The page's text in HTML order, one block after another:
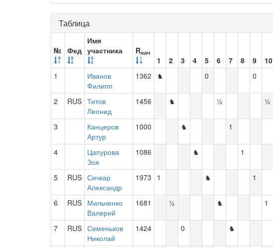
Таблица
№ Фед
Имя
участника
Rнач
1 2 3 4 5 6 7 8 9 10
1
Иванов
Филипп
1362 ♞ 0 0
2 RUS Титов
Леонид
1456 ♞ ½ ½
3
Канцеров
Артур
1000 ♞ 1
4
Цапурова
Зоя
1086 ♞ 1
5 RUS Сичкар
Александр
1973 1 ♞ 1
6 RUS Мильченко
Валерий
1681 ½ ♞ 1
7 RUS Семеньков
Николай
1424 0 ♞